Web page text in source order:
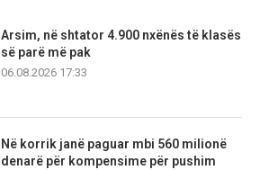
Arsim, në shtator 4.900 nxënës të klasës
së parë më pak
06.08.2026 17:33
Në korrik janë paguar mbi 560 milionë
denarë për kompensime për pushim